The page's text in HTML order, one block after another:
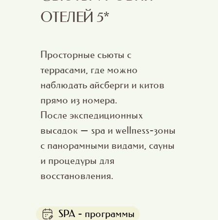
SPA - программы
ОТЕЛЕЙ 5*
Просторные сьюты с
террасами, где можно
наблюдать айсберги и китов
прямо из номера.
После экспедиционных
высадок — spa и wellness-зоны
с панорамными видами, сауны
и процедуры для
восстановления.